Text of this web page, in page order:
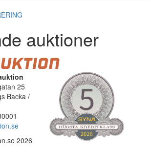
auktioner
25
Backa /
2026